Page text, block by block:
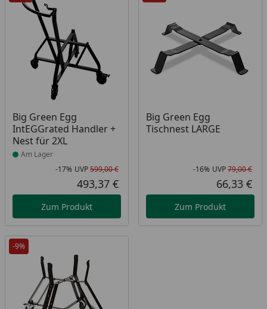
Big Green Egg
IntEGGrated Handler +
Nest für 2XL
Produkt am Lager
Am Lager
Rabatt in Prozent
-17%
Ursprünglicher Preis
UVP599,00 €
Aktueller Preis
493,37 €
Zum Produkt
Big Green Egg
Tischnest LARGE
-16% UVP79,00 €
66,33 €
Zum Produkt
-9%